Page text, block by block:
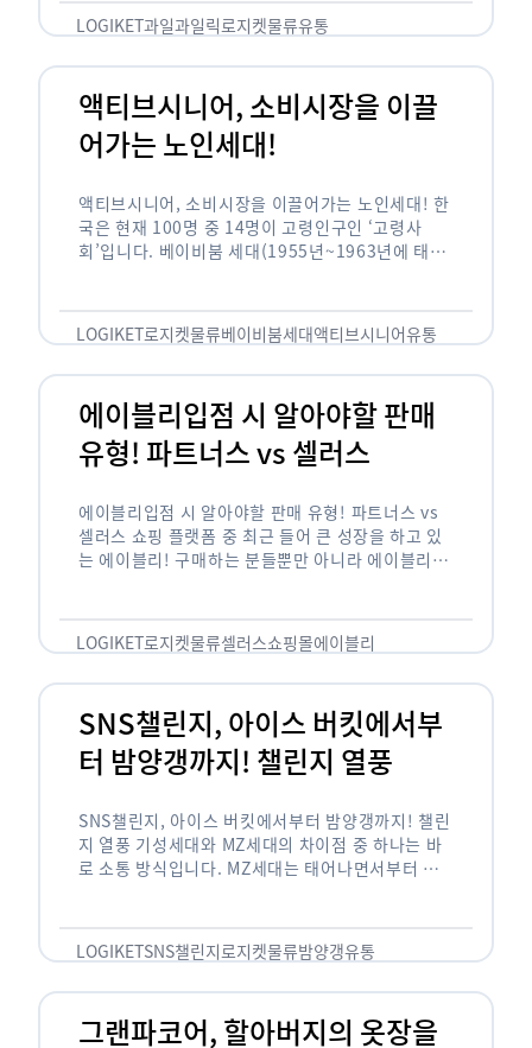
…
LOGIKET과일과일릭로지켓물류유통
액티브시니어, 소비시장을 이끌
어가는 노인세대!
액티브시니어, 소비시장을 이끌어가는 노인세대! 한
국은 현재 100명 중 14명이 고령인구인 ‘고령사
회’입니다. 베이비붐 세대(1955년~1963년에 태어
오고 있습니다. 하지만 사회가 늙어가는 …
LOGIKET로지켓물류베이비붐세대액티브시니어유통
에이블리입점 시 알아야할 판매
유형! 파트너스 vs 셀러스
에이블리입점 시 알아야할 판매 유형! 파트너스 vs
셀러스 쇼핑 플랫폼 중 최근 들어 큰 성장을 하고 있
는 에이블리! 구매하는 분들뿐만 아니라 에이블리에
LOGIKET로지켓물류셀러스쇼핑몰에이블리
SNS챌린지, 아이스 버킷에서부
터 밤양갱까지! 챌린지 열풍
SNS챌린지, 아이스 버킷에서부터 밤양갱까지! 챌린
지 열풍 기성세대와 MZ세대의 차이점 중 하나는 바
로 소통 방식입니다. MZ세대는 태어나면서부터 디
도 능숙한 …
LOGIKETSNS챌린지로지켓물류밤양갱유통
그랜파코어, 할아버지의 옷장을